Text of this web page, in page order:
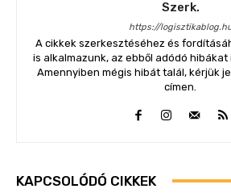
Szerk.
https://
A cikkek szerkesztéséhez és
is alkalmazunk, az ebből adódó hibákat
Amennyiben mégis hibát talál, kérjük
címen.
KAPCSOLÓDÓ CIKKEK